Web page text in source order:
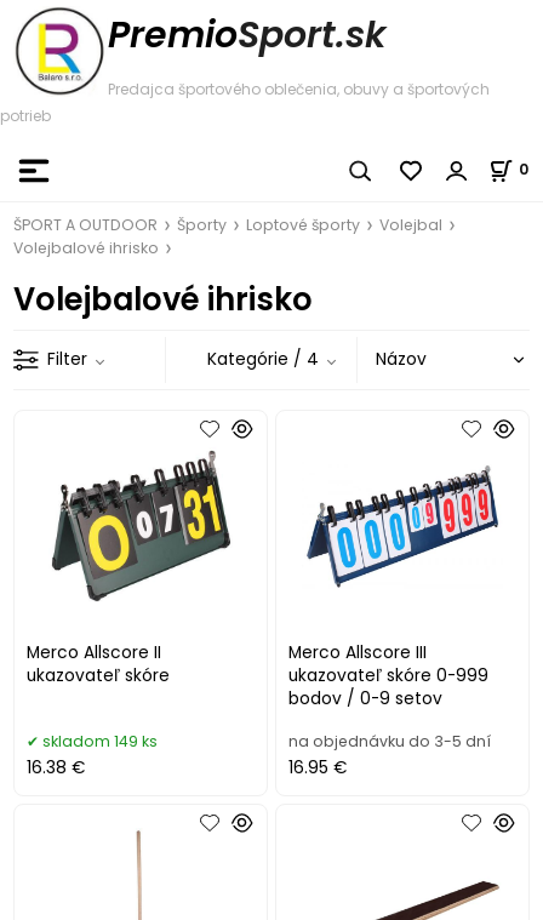
PremioSport.sk
Predajca športového oblečenia, obuvy a športových
potrieb
0
ŠPORT A OUTDOOR Športy Loptové športy
Volejbal
Volejbalové ihrisko
Volejbalové ihrisko
Filter Kategórie / 4
Merco Allscore II
ukazovateľ skóre
skladom 149 ks
16.38 €
Merco Allscore III
ukazovateľ skóre 0-999
bodov / 0-9 setov
na objednávku do 3-5 dní
16.95 €